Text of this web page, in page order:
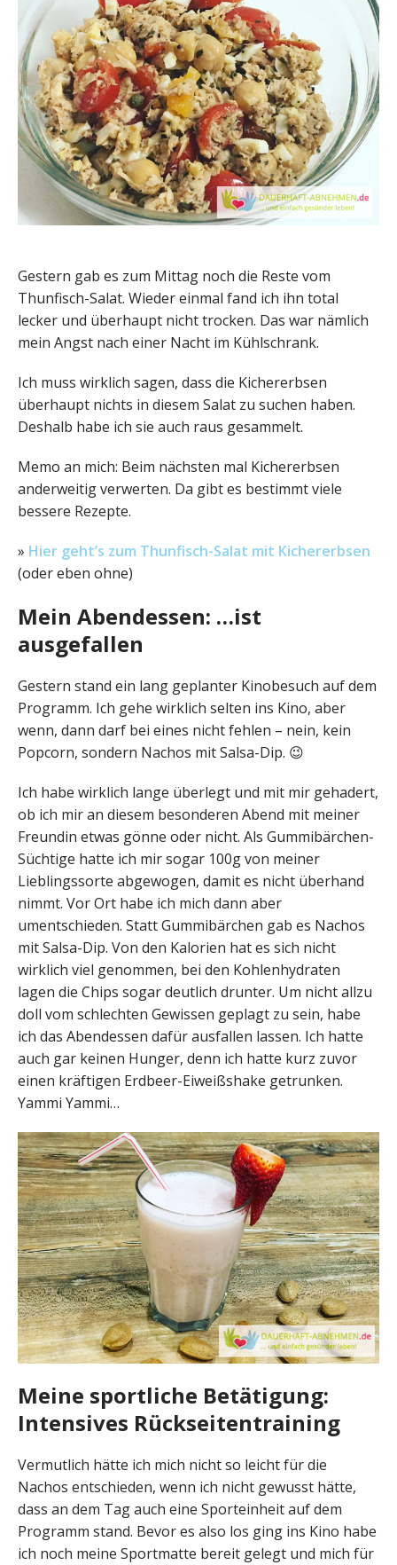
Gestern gab es zum Mittag noch die Reste vom
Thunfisch-Salat. Wieder einmal fand ich ihn total
lecker und überhaupt nicht trocken. Das war nämlich
mein Angst nach einer Nacht im Kühlschrank.
Ich muss wirklich sagen, dass die Kichererbsen
überhaupt nichts in diesem Salat zu suchen haben.
Deshalb habe ich sie auch raus gesammelt.
Memo an mich: Beim nächsten mal Kichererbsen
anderweitig verwerten. Da gibt es bestimmt viele
bessere Rezepte.
» Hier geht’s zum Thunfisch-Salat mit Kichererbsen
(oder eben ohne)
Mein Abendessen: …ist
ausgefallen
Gestern stand ein lang geplanter Kinobesuch auf dem
Programm. Ich gehe wirklich selten ins Kino, aber
wenn, dann darf bei eines nicht fehlen – nein, kein
Popcorn, sondern Nachos mit Salsa-Dip. 😉
Ich habe wirklich lange überlegt und mit mir gehadert,
ob ich mir an diesem besonderen Abend mit meiner
Freundin etwas gönne oder nicht. Als Gummibärchen-
Süchtige hatte ich mir sogar 100g von meiner
Lieblingssorte abgewogen, damit es nicht überhand
nimmt. Vor Ort habe ich mich dann aber
umentschieden. Statt Gummibärchen gab es Nachos
mit Salsa-Dip. Von den Kalorien hat es sich nicht
wirklich viel genommen, bei den Kohlenhydraten
lagen die Chips sogar deutlich drunter. Um nicht allzu
doll vom schlechten Gewissen geplagt zu sein, habe
ich das Abendessen dafür ausfallen lassen. Ich hatte
auch gar keinen Hunger, denn ich hatte kurz zuvor
einen kräftigen Erdbeer-Eiweißshake getrunken.
Yammi Yammi…
Meine sportliche Betätigung:
Intensives Rückseitentraining
Vermutlich hätte ich mich nicht so leicht für die
Nachos entschieden, wenn ich nicht gewusst hätte,
dass an dem Tag auch eine Sporteinheit auf dem
Programm stand. Bevor es also los ging ins Kino habe
ich noch meine Sportmatte bereit gelegt und mich für